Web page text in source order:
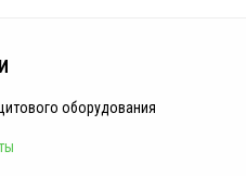
оборудования